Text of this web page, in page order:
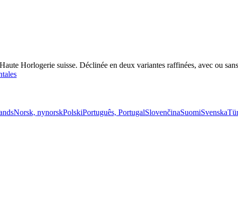
Horlogerie suisse. Déclinée en deux variantes raffinées, avec ou
Norsk, nynorskPolskiPortuguês, PortugalSlovenčinaSuomiSvenska